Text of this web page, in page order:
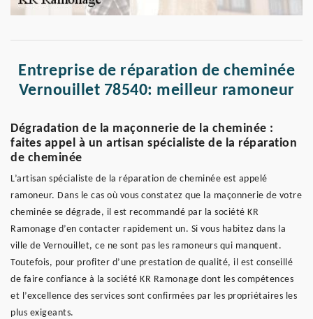
Entreprise de réparation de cheminée
Vernouillet 78540: meilleur ramoneur
Dégradation de la maçonnerie de la cheminée :
faites appel à un artisan spécialiste de la réparation
de cheminée
L’artisan spécialiste de la réparation de cheminée est appelé
ramoneur. Dans le cas où vous constatez que la maçonnerie de votre
cheminée se dégrade, il est recommandé par la société KR
Ramonage d’en contacter rapidement un. Si vous habitez dans la
ville de Vernouillet, ce ne sont pas les ramoneurs qui manquent.
Toutefois, pour profiter d’une prestation de qualité, il est conseillé
de faire confiance à la société KR Ramonage dont les compétences
et l’excellence des services sont confirmées par les propriétaires les
plus exigeants.